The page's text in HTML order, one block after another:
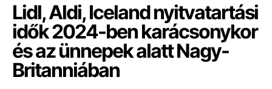
Lidl, Aldi, Iceland nyitvatartási
idők 2024-ben karácsonykor
és az ünnepek alatt Nagy-
Britanniában